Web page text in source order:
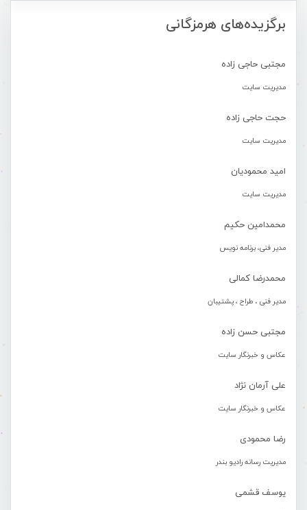
برگزیده‌های هرمزگانی
مجتبی حاجی زاده
مدیریت سایت
حجت حاجی زاده
مدیریت سایت
امید محمودیان
مدیریت سایت
محمدامین حکیم
مدیر فنی، برنامه نویس
محمدرضا کمالی
مدیر فنی ، طراح ، پشتیبان
مجتبی حسن زاده
عکاس و خبرنگار سایت
علی آرمان نژاد
عکاس و خبرنگار سایت
رضا محمودی
مدیریت رسانه رادیو بندر
یوسف قشمی